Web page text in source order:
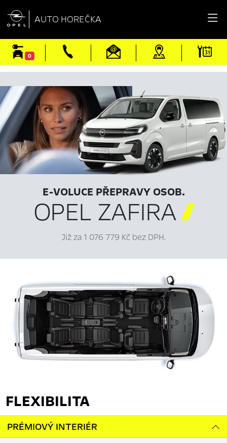
 AUTO HOREČKA
0
E-VOLUCE PŘEPRAVY OSOB.
OPEL ZAFIRA
Již za 1 076 779 Kč bez DPH.
FLEXIBILITA
PRÉMIOVÝ INTERIÉR